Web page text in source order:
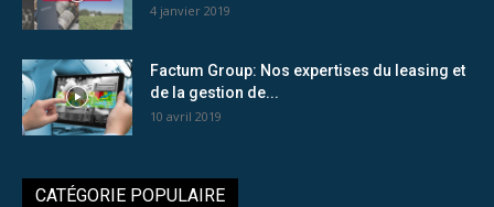
4 janvier 2019
Factum Group: Nos expertises du leasing et
de la gestion de...
10 avril 2019
CATÉGORIE POPULAIRE